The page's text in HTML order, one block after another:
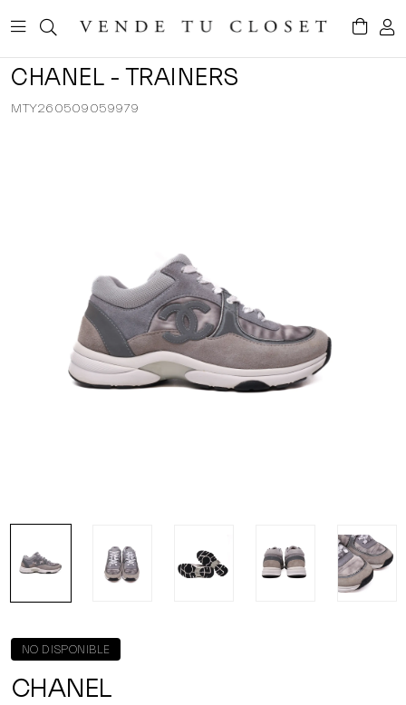
CHANEL - TRAINERS
MTY260509059979
NO DISPONIBLE
CHANEL